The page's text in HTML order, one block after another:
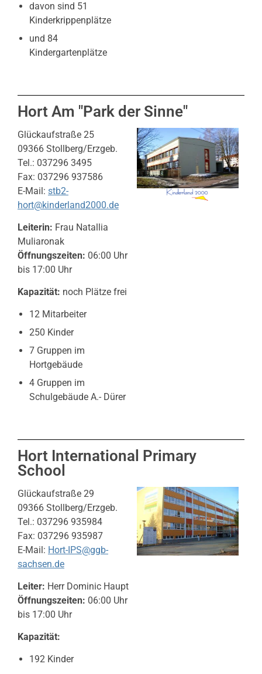
davon sind 51
Kinderkrippenplätze
und 84
Kindergartenplätze
Hort Am "Park der Sinne"
Glückaufstraße 25
09366 Stollberg/Erzgeb.
Tel.: 037296 3495
Fax: 037296 937586
E-Mail: stb2-
hort@kinderland2000.de
Leiterin: Frau Natallia
Muliaronak
Öffnungszeiten: 06:00 Uhr
bis 17:00 Uhr
Kapazität: noch Plätze frei
12 Mitarbeiter
250 Kinder
7 Gruppen im
Hortgebäude
4 Gruppen im
Schulgebäude A.- Dürer
Hort International Primary
School
Glückaufstraße 29
09366 Stollberg/Erzgeb.
Tel.: 037296 935984
Fax: 037296 935987
E-Mail: Hort-IPS@ggb-
sachsen.de
Leiter: Herr Dominic Haupt
Öffnungszeiten: 06:00 Uhr
bis 17:00 Uhr
Kapazität:
192 Kinder